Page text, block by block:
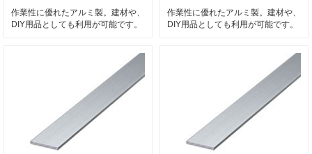
作業性に優れたアルミ製。建材や、
DIY用品としても利用が可能です。
作業性に優れたアルミ製。建材や、
DIY用品としても利用が可能です。